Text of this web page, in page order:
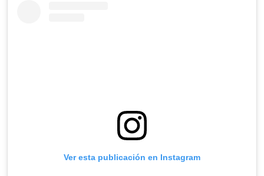
Ver esta publicación en Instagram